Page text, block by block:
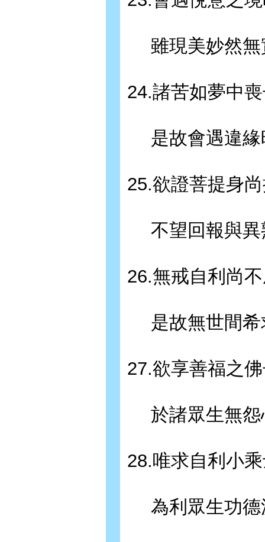
雖現美妙然
24.諸苦如夢中
是故會遇違
25.欲證菩提身
不望回報與
26.無戒自利尚
是故無世間
27.欲享善福之
於諸眾生無
28.唯求自利小
為利眾生功